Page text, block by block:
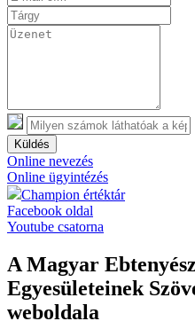
Küldés
Online nevezés
Online ügyintézés
Champion értéktár
Facebook oldal
Youtube csatorna
A Magyar
Egyesületeinek
weboldala